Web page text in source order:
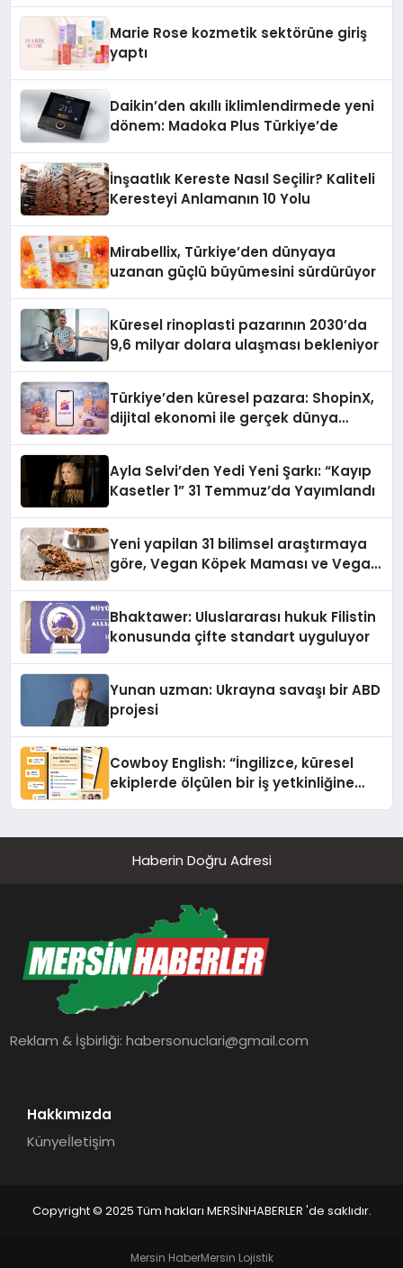
Marie Rose kozmetik sektörüne giriş
yaptı
Daikin’den akıllı iklimlendirmede yeni
dönem: Madoka Plus Türkiye’de
İnşaatlık Kereste Nasıl Seçilir? Kaliteli
Keresteyi Anlamanın 10 Yolu
Mirabellix, Türkiye’den dünyaya
uzanan güçlü büyümesini sürdürüyor
Küresel rinoplasti pazarının 2030’da
9,6 milyar dolara ulaşması bekleniyor
Türkiye’den küresel pazara: ShopinX,
dijital ekonomi ile gerçek dünya
Ayla Selvi’den Yedi Yeni Şarkı: “Kayıp
Kasetler 1” 31 Temmuz’da Yayımlandı
Yeni yapilan 31 bilimsel araştırmaya
göre, Vegan Köpek Maması ve Vegan
Bhaktawer: Uluslararası hukuk Filistin
konusunda çifte standart uyguluyor
Yunan uzman: Ukrayna savaşı bir ABD
projesi
Cowboy English: “İngilizce, küresel
ekiplerde ölçülen bir iş yetkinliğine
Haberin Doğru Adresi
Reklam & İşbirliği:habersonuclari@gmail.com
Hakkımızda
Künyeİletişim
Copyright © 2025 Tüm hakları MERSİNHABERLER 'de saklıdır.
Mersin HaberMersin Lojistik